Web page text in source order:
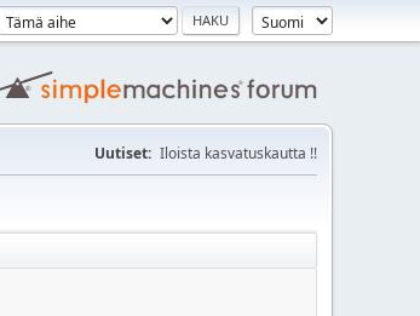
Uutiset: Iloista kasvatuskautta !!